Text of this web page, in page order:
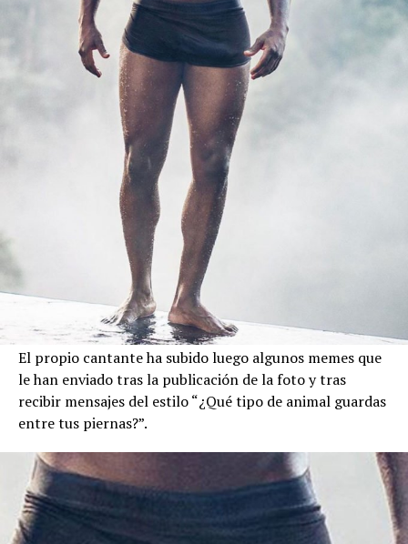
El propio cantante ha subido luego algunos memes que
le han enviado tras la publicación de la foto y tras
recibir mensajes del estilo “¿Qué tipo de animal guardas
entre tus piernas?”.